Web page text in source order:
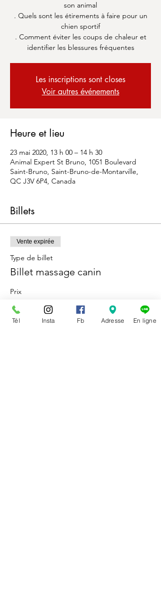
son animal
. Quels sont les étirements à faire pour un
chien sportif
. Comment éviter les coups de chaleur et
identifier les blessures fréquentes
Les inscriptions sont closes
Voir autres événements
Heure et lieu
23 mai 2020, 13 h 00 – 14 h 30
Animal Expert St Bruno, 1051 Boulevard
Saint-Bruno, Saint-Bruno-de-Montarville,
QC J3V 6P4, Canada
Billets
Vente expirée
Type de billet
Billet massage canin
Prix
0,00 $
Tél Insta Fb Adresse En ligne